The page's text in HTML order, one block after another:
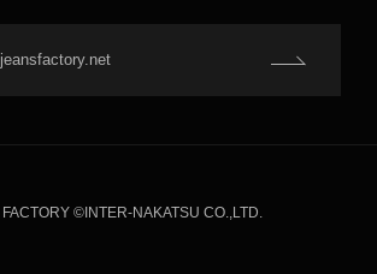
©INTER-NAKATSU CO.,LTD.